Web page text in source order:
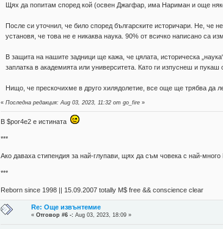
Щях да попитам според кой (освен Джагфар, има Нариман и още
После си уточнил, че било според българските историчари. Не, че
установя, че това не е никаква наука. 90% от всичко написано са
В защита на нашите задници ще кажа, че цялата, историческа
заплатка в академията или университета. Като ги изпуснеш и
Нищо, че прескочихме в друго хилядолетие, все още ще трябва да
«Последна редакция: Aug 03, 2023, 11:32 от go_fire »
В $por4e2 e истината
***
Aко даваха стипендия за най-глупави, щях да съм човека с най-много
***
Reborn since 1998 || 15.09.2007 totally М$ free && conscience clear
Re: Още извънтемие
«Отговор #6 -: Aug 03, 2023, 18:09 »